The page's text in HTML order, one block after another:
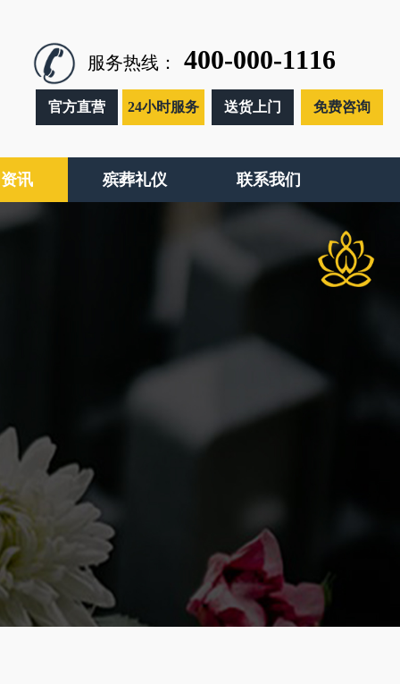
服务热线： 400-000-1116
官方直营 24小时服务 送货上门 免费咨询
讯 殡葬礼仪 联系我们